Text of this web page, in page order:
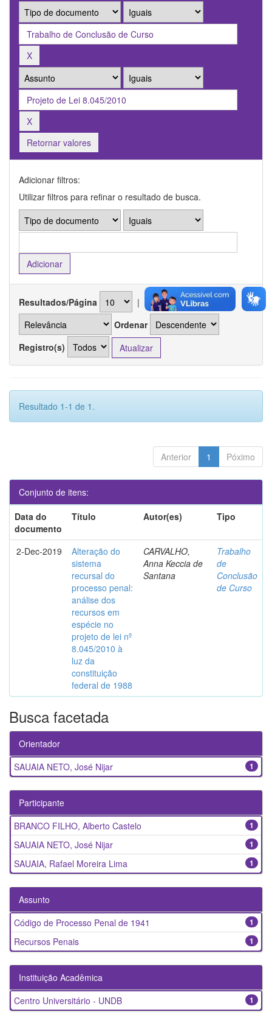
Retornar valores
Adicionar filtros:
Utilizar filtros para refinar o resultado de busca.
Resultados/Página |
Ordenar registros por
Ordenar
Registro(s)
Resultado 1-1 de 1.
Anterior 1 Póximo
Conjunto de itens:
Data do
documento
Título Autor(es) Tipo
2-Dec-2019
Alteração do
sistema
recursal do
processo penal:
análise dos
recursos em
espécie no
projeto de lei nº
8.045/2010 à
luz da
constituição
federal de 1988
CARVALHO,
Anna Keccia de
Santana
Trabalho
de
Conclusão
de Curso
Busca facetada
Orientador
1
SAUAIA NETO, José Nijar
Participante
1
BRANCO FILHO, Alberto Castelo
1
SAUAIA NETO, José Nijar
1
SAUAIA, Rafael Moreira Lima
Assunto
1
Código de Processo Penal de 1941
1
Recursos Penais
Instituição Acadêmica
1
Centro Universitário - UNDB